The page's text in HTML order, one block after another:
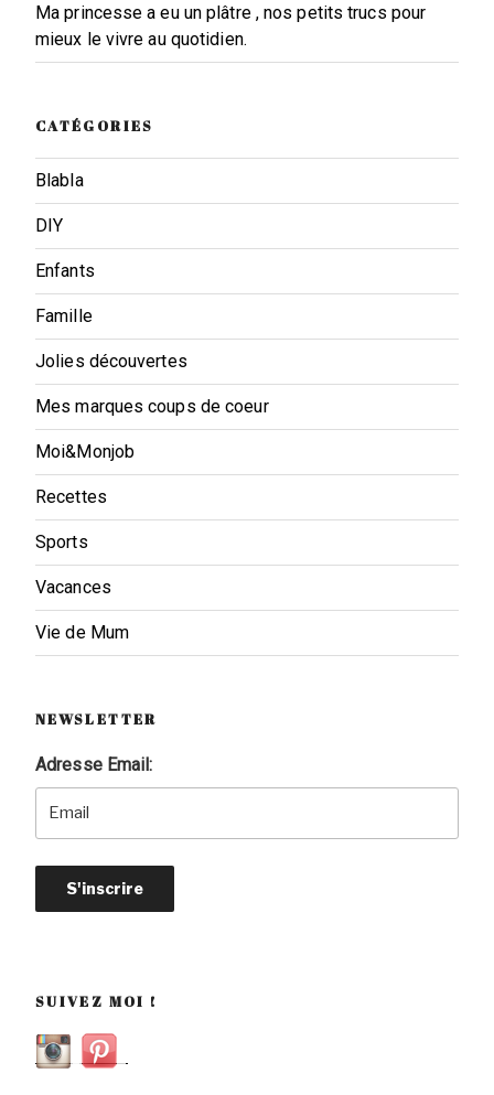
Ma princesse a eu un plâtre , nos petits trucs pour
mieux le vivre au quotidien.
CATÉGORIES
Blabla
DIY
Enfants
Famille
Jolies découvertes
Mes marques coups de coeur
Moi&Monjob
Recettes
Sports
Vacances
Vie de Mum
NEWSLETTER
Adresse Email:
SUIVEZ MOI !